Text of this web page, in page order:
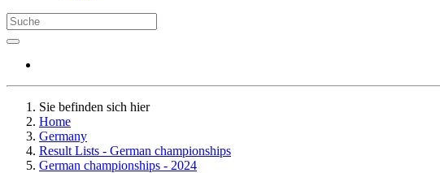
Sie befinden sich hier
Home
Germany
Result Lists - German championships
German championships - 2024